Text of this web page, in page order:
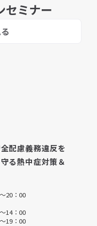
セミナー
配慮義務違反を
る熱中症対策＆
20：00
14：00
19：00